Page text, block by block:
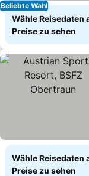
Beliebte Wahl
Wähle Reisedaten
Preise zu sehen
Wähle Reisedaten
Preise zu sehen